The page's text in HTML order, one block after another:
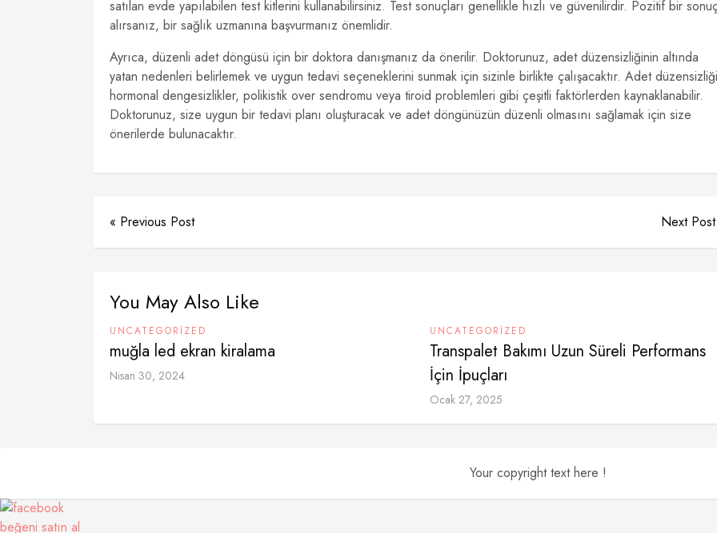
satılan evde yapılabilen test kitlerini kullanabilirsiniz. Test sonuçları genellikle hızlı ve güvenilirdir. Pozitif bir
alırsanız, bir sağlık uzmanına başvurmanız önemlidir.
Ayrıca, düzenli adet döngüsü için bir doktora danışmanız da önerilir. Doktorunuz, adet düzensizliğinin altında
yatan nedenleri belirlemek ve uygun tedavi seçeneklerini sunmak için sizinle birlikte çalışacaktır. Adet
hormonal dengesizlikler, polikistik over sendromu veya tiroid problemleri gibi çeşitli faktörlerden kaynaklanabilir.
Doktorunuz, size uygun bir tedavi planı oluşturacak ve adet döngünüzün düzenli olmasını sağlamak için size
önerilerde bulunacaktır.
« Previous Post Next
You May Also Like
UNCATEGORIZED
muğla led ekran kiralama
Nisan 30, 2024
UNCATEGORIZED
Transpalet Bakımı Uzun Süreli Performans
İçin İpuçları
Ocak 27, 2025
Your copyright text here !